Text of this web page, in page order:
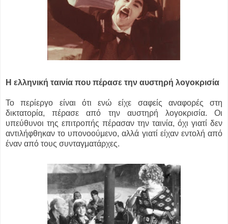
Η ελληνική ταινία που πέρασε την αυστηρή λογοκρισία
Το περίεργο είναι ότι ενώ είχε σαφείς αναφορές στη
δικτατορία, πέρασε από την αυστηρή λογοκρισία. Οι
υπεύθυνοι της επιτροπής πέρασαν την ταινία, όχι γιατί δεν
αντιλήφθηκαν το υπονοούμενο, αλλά γιατί είχαν εντολή από
έναν από τους συνταγματάρχες.